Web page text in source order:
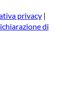
privacy|
di